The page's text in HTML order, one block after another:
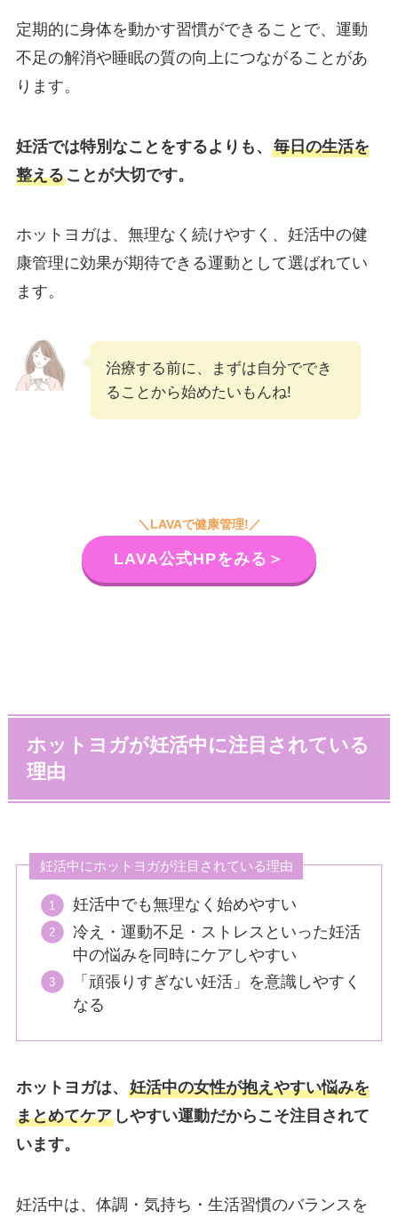
定期的に身体を動かす習慣ができることで、運動
不足の解消や睡眠の質の向上につながることがあ
ります。
妊活では特別なことをするよりも、 毎日の生活を
整えることが大切です。
ホットヨガは、無理なく続けやすく、妊活中の健
康管理に効果が期待できる運動として選ばれてい
ます。
治療する前に、まずは自分ででき
ることから始めたいもんね!
＼LAVAで健康管理!／
LAVA公式HPをみる＞
ホットヨガが妊活中に注目されている
理由
妊活中にホットヨガが注目されている理由
妊活中でも無理なく始めやすい
冷え・運動不足・ストレスといった妊活
中の悩みを同時にケアしやすい
「頑張りすぎない妊活」を意識しやすく
なる
ホットヨガは、 妊活中の女性が抱えやすい悩みを
まとめてケアしやすい運動だからこそ注目されて
います。
妊活中は、体調・気持ち・生活習慣のバランスを